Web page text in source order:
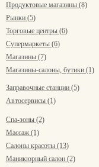
Продуктовые магазины (8)
Рынки (5)
Торговые центры (6)
Супермаркеты (6)
Магазины (7)
Магазины-салоны, бутики (1)
Заправочные станции (5)
Автосервисы (1)
Спа-зоны (2)
Массаж (1)
Салоны красоты (13)
Маникюрный салон (2)